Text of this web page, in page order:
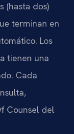
(hasta dos)
terminan en
Los
tienen una
Cada
Counsel del